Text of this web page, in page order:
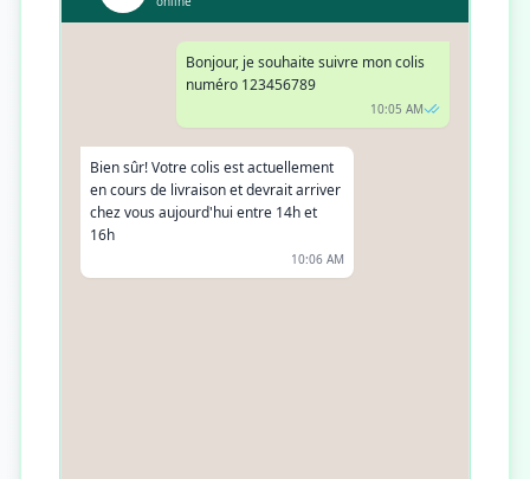
Bonjour, je souhaite suivre mon colis
numéro 123456789
10:05 AM
Bien sûr! Votre colis est actuellement
en cours de livraison et devrait arriver
chez vous aujourd'hui entre 14h et
16h
10:06 AM